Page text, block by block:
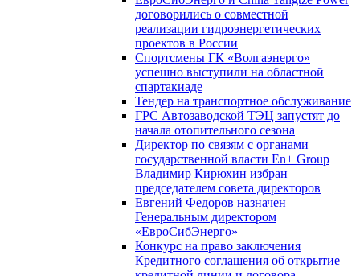
договорились о совместной
реализации гидроэнергетических
проектов в России
Спортсмены ГК «Волгаэнерго»
успешно выступили на областной
спартакиаде
Тендер на транспортное обслуживание
ГРС Автозаводской ТЭЦ запустят до
начала отопительного сезона
Директор по связям с органами
государственной власти En+ Group
Владимир Кирюхин избран
председателем совета директоров
Евгений Федоров назначен
Генеральным директором
«ЕвроСибЭнерго»
Конкурс на право заключения
Кредитного соглашения об открытие